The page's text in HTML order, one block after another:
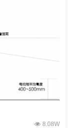
8.08W